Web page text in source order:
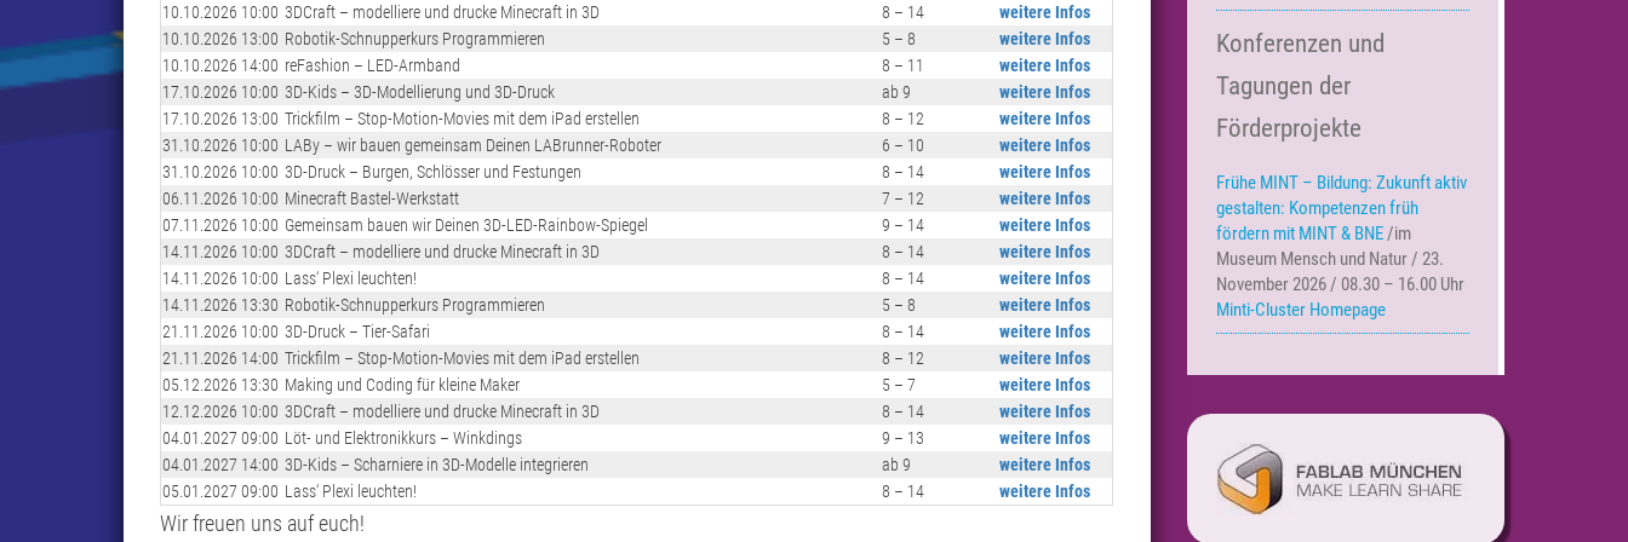
10.10.2026 10:00 3DCraft – modelliere und drucke Minecraft in 3D 8 – 14
weitere Infos
10.10.2026 13:00 Robotik-Schnupperkurs Programmieren 5 – 8
weitere Infos
10.10.2026 14:00 reFashion – LED-Armband 8 – 11
weitere Infos
17.10.2026 10:00 3D-Kids – 3D-Modellierung und 3D-Druck ab 9
weitere Infos
17.10.2026 13:00 Trickfilm – Stop-Motion-Movies mit dem iPad erstellen 8 – 12
weitere Infos
31.10.2026 10:00 LABy – wir bauen gemeinsam Deinen LABrunner-Roboter 6 – 10
weitere Infos
31.10.2026 10:00 3D-Druck – Burgen, Schlösser und Festungen 8 – 14
weitere Infos
06.11.2026 10:00 Minecraft Bastel-Werkstatt 7 – 12
weitere Infos
07.11.2026 10:00 Gemeinsam bauen wir Deinen 3D-LED-Rainbow-Spiegel 9 – 14
weitere Infos
14.11.2026 10:00 3DCraft – modelliere und drucke Minecraft in 3D 8 – 14
weitere Infos
14.11.2026 10:00 Lass‘ Plexi leuchten! 8 – 14
weitere Infos
14.11.2026 13:30 Robotik-Schnupperkurs Programmieren 5 – 8
weitere Infos
21.11.2026 10:00 3D-Druck – Tier-Safari 8 – 14
weitere Infos
21.11.2026 14:00 Trickfilm – Stop-Motion-Movies mit dem iPad erstellen 8 – 12
weitere Infos
05.12.2026 13:30 Making und Coding für kleine Maker 5 – 7
weitere Infos
12.12.2026 10:00 3DCraft – modelliere und drucke Minecraft in 3D 8 – 14
weitere Infos
04.01.2027 09:00 Löt- und Elektronikkurs – Winkdings 9 – 13
weitere Infos
04.01.2027 14:00 3D-Kids – Scharniere in 3D-Modelle integrieren ab 9
weitere Infos
05.01.2027 09:00 Lass‘ Plexi leuchten! 8 – 14 weitere Infos
Wir freuen uns auf euch!
Konferenzen und
Tagungen der
Förderprojekte
Frühe MINT – Bildung: Zukunft aktiv
gestalten: Kompetenzen früh
fördern mit MINT & BNE/im
Museum Mensch und Natur / 23.
November 2026 / 08.30 – 16.00 Uhr
Minti-Cluster Homepage